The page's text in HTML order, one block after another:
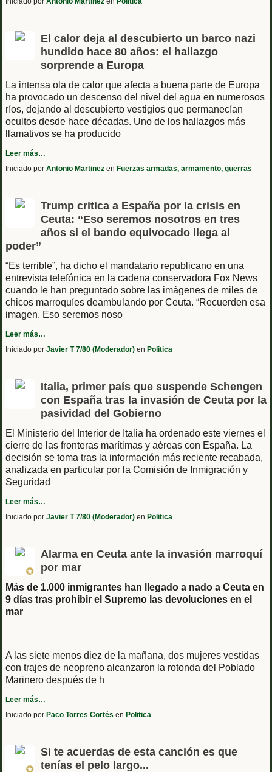
El calor deja al descubierto un barco nazi
hundido hace 80 años: el hallazgo
sorprende a Europa
La intensa ola de calor que afecta a buena parte de Europa
ha provocado un descenso del nivel del agua en numerosos
ríos, dejando al descubierto vestigios que permanecían
ocultos desde hace décadas. Uno de los hallazgos más
llamativos se ha producido
Leer más…
Iniciado por Antonio Martinez en Fuerzas armadas, armamento, guerras
Trump critica a España por la crisis en
Ceuta: “Eso seremos nosotros en tres
años si el bando equivocado llega al
poder”
“Es terrible”, ha dicho el mandatario republicano en una
entrevista telefónica en la cadena conservadora Fox News
cuando le han preguntado sobre las imágenes de miles de
chicos marroquíes deambulando por Ceuta. “Recuerden esa
imagen. Eso seremos noso
Leer más…
Iniciado por Javier T 7/80 (Moderador) en Politica
Italia, primer país que suspende Schengen
con España tras la invasión de Ceuta por la
pasividad del Gobierno
El Ministerio del Interior de Italia ha ordenado este viernes el
cierre de las fronteras marítimas y aéreas con España. La
decisión se toma tras la información más reciente recabada,
analizada en particular por la Comisión de Inmigración y
Seguridad
Leer más…
Iniciado por Javier T 7/80 (Moderador) en Politica
Alarma en Ceuta ante la invasión marroquí
por mar
Más de 1.000 inmigrantes han llegado a nado a Ceuta en
9 días tras prohibir el Supremo las devoluciones en el
mar
A las siete menos diez de la mañana, dos mujeres vestidas
con trajes de neopreno alcanzaron la rotonda del Poblado
Marinero después de h
Leer más…
Iniciado por Paco Torres Cortés en Politica
Si te acuerdas de esta canción es que
tenías el pelo largo...